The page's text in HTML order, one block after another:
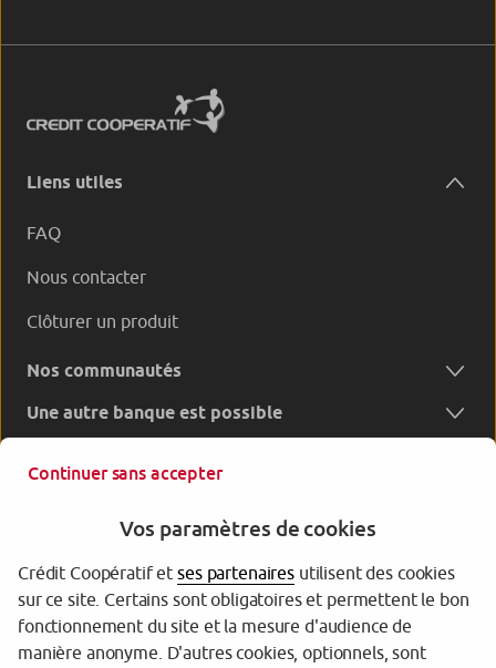
Liens utiles
FAQ
Nous contacter
Clôturer un produit
Nos communautés
Une autre banque est possible
Garantie des Dépôts
Protection des données personnelles
Continuer sans accepter
Vos paramètres de cookies
Crédit Coopératif etses partenairesutilisent des cookies
sur ce site. Certains sont obligatoires et permettent le bon
fonctionnement du site et la mesure d'audience de
manière anonyme. D'autres cookies, optionnels, sont